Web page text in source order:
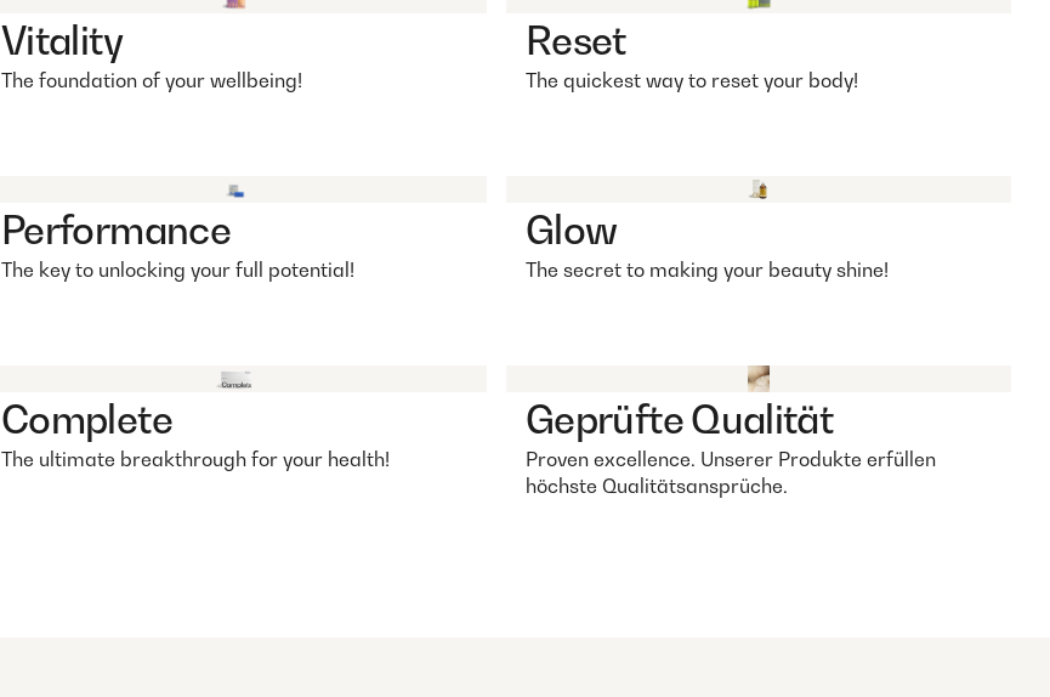
Vitality
The foundation of your wellbeing!
Reset
The quickest way to reset your body!
Performance
The key to unlocking your full potential!
Glow
The secret to making your beauty shine!
Complete
The ultimate breakthrough for your health!
Geprüfte Qualität
Proven excellence. Unserer Produkte erfüllen
höchste Qualitätsansprüche.